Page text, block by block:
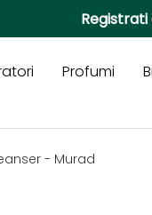
Registrati
Profumi
- Murad